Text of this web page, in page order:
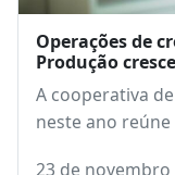
Operações de
Produção
A cooperativa
neste ano